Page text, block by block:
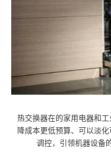
热交换器在的家用电器和
降成本更低预算、可以淡
调控，引领机器设备